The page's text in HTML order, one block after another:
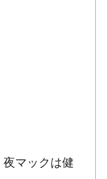
夜マックは健